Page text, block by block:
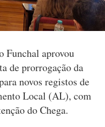
Funchal aprovou
de prorrogação da
novos registos de
Local (AL), com
do Chega.